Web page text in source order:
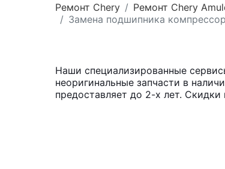
Ремонт Chery Ремонт Chery
Замена подшипника
Наши специализированные
неоригинальные запчасти в
предоставляет до 2-х лет.